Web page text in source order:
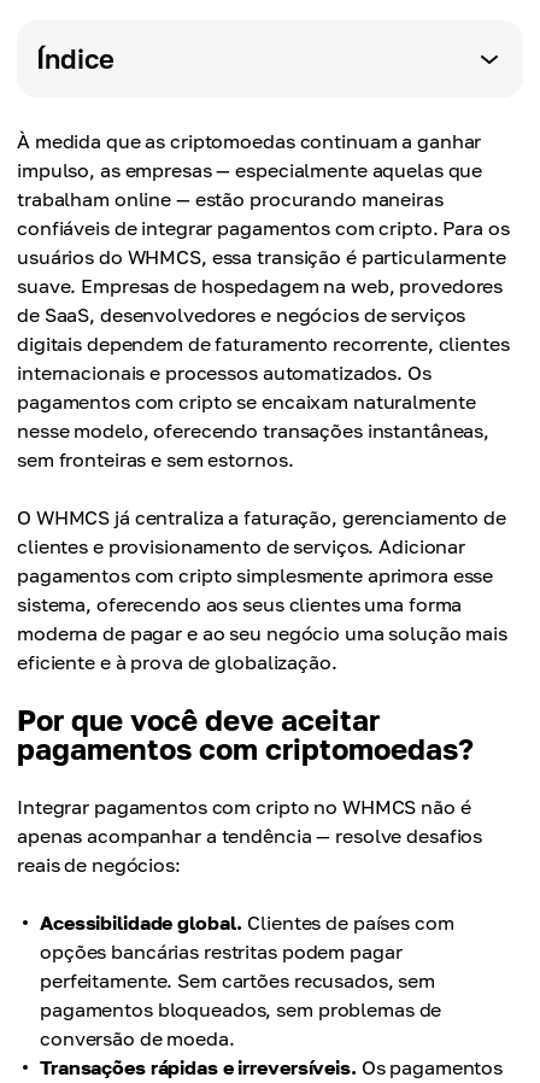
Índice
À medida que as criptomoedas continuam a ganhar
impulso, as empresas — especialmente aquelas que
trabalham online — estão procurando maneiras
confiáveis de integrar pagamentos com cripto. Para os
usuários do WHMCS, essa transição é particularmente
suave. Empresas de hospedagem na web, provedores
de SaaS, desenvolvedores e negócios de serviços
digitais dependem de faturamento recorrente, clientes
internacionais e processos automatizados. Os
pagamentos com cripto se encaixam naturalmente
nesse modelo, oferecendo transações instantâneas,
sem fronteiras e sem estornos.
O WHMCS já centraliza a faturação, gerenciamento de
clientes e provisionamento de serviços. Adicionar
pagamentos com cripto simplesmente aprimora esse
sistema, oferecendo aos seus clientes uma forma
moderna de pagar e ao seu negócio uma solução mais
eficiente e à prova de globalização.
Por que você deve aceitar
pagamentos com criptomoedas?
Integrar pagamentos com cripto no WHMCS não é
apenas acompanhar a tendência — resolve desafios
reais de negócios:
Acessibilidade global. Clientes de países com
opções bancárias restritas podem pagar
perfeitamente. Sem cartões recusados, sem
pagamentos bloqueados, sem problemas de
conversão de moeda.
Transações rápidas e irreversíveis. Os pagamentos